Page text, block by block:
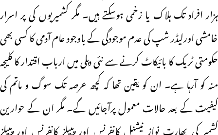
ہزار افراد تک ہلاک یا زخمی ہوسکتے ہیں۔ مگر کشمیریوں کی پر اسرار
خامشی اورلیڈر شپ کی عدم موجودگی کے باوجود عام آدمی کا کسی بھی
حکومتی ٹریک کا بائیکاٹ کرنے سے نئی دہلی میں ارباب اقتدار کا کلیجہ
منہ کو آرہا ہے۔ ان کو یقین تھا کہ کچھ عرصہ تک سوگ و ماتم کی
کیفیت کے بعد حالات معمول پرآجائیں گے۔ مگر ان کے حوارین
کشمیر کی بھارت نواز نیشنل کانفرنس اور پیپلز کانفرنس اور پیپلز